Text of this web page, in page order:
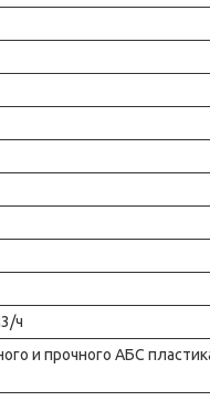
ч
и прочного АБС